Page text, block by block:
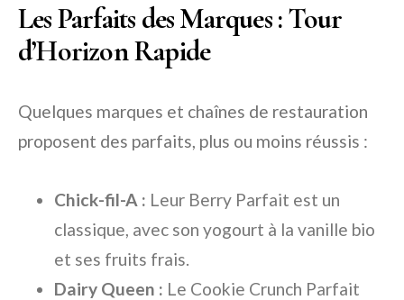
Les Parfaits des Marques : Tour
d’Horizon Rapide
Quelques marques et chaînes de restauration
proposent des parfaits, plus ou moins réussis :
Chick-fil-A : Leur Berry Parfait est un
classique, avec son yogourt à la vanille bio
et ses fruits frais.
Dairy Queen : Le Cookie Crunch Parfait